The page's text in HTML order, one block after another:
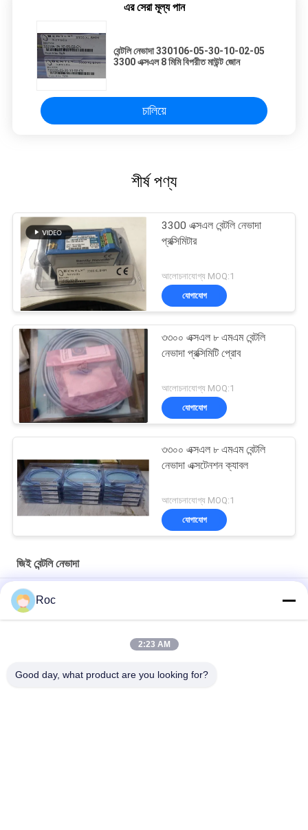
এর সেরা মূল্য পান
বেন্টলি নেভাদা 330106-05-30-10-02-05
3300 এক্সএল 8 মিমি বিপরীত মাউন্ট জোন
চালিয়ে
শীর্ষ পণ্য
3300 এক্সএল বেন্টলি নেভাদা
প্রক্সিমিটার
আলোচনাযোগ্য MOQ:1
যোগাযোগ
৩৩০০ এক্সএল ৮ এমএম বেন্টলি
নেভাদা প্রক্সিমিটি প্রোব
আলোচনাযোগ্য MOQ:1
যোগাযোগ
৩৩০০ এক্সএল ৮ এমএম বেন্টলি
নেভাদা এক্সটেনশন ক্যাবল
আলোচনাযোগ্য MOQ:1
যোগাযোগ
জিই বেন্টলি নেভাদা
১১ এমএম ৩৩০০এক্সএল জিই বেন্টলি নেভাডা রিভার্স বেন্টলি নেভাডা প্রোব
50 মিমি 3300XL বেন্টলি নেভাদা প্রক্সিমিটি প্রোব 330709-000-050-10-02-00
8.0 মিটার 3300 XL 11Mm GE বেন্টলি নেভাদা কম্পন প্রোব 330730-080-00-
Roc
2:23 AM
Good day, what product are you looking for?